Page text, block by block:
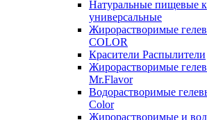
Натуральные пищевые
универсальные
Жирорастворимые
COLOR
Красители Распылители
Жирорастворимые
Mr.Flavor
Водорастворимые
Color
Жирорастворимые и